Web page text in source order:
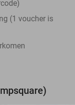
(1 voucher is